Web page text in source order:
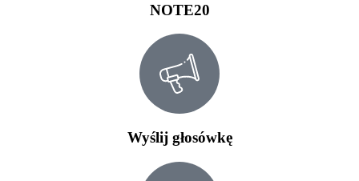
NOTE20
Wyślij głosówkę